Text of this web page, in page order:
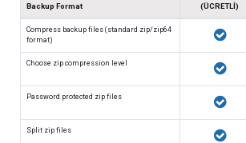
Backup Format
(ÜCRETLİ)
Compress backup files (standard zip/zip64
format)
Choose zip compression level
Password protected zip files
Split zip files